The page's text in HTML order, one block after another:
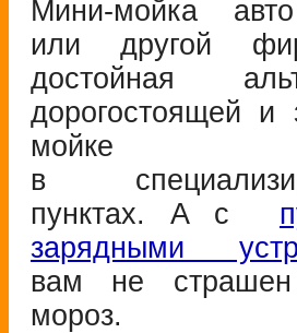
Мини-мойка
или другой
достойная
дорогостоящей и
мойке
в
пунктах. А с
зарядными
вам не страшен
мороз.